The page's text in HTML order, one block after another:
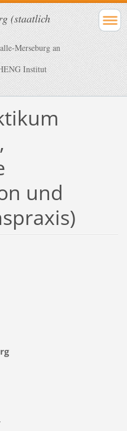
(staatlich
Merseburg an
Institut
und